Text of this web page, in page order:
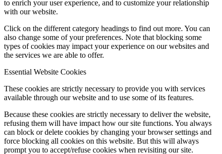
to enrich your user experience, and to customize your relationship
with our website.
Click on the different category headings to find out more. You can
also change some of your preferences. Note that blocking some
types of cookies may impact your experience on our websites and
the services we are able to offer.
Essential Website Cookies
These cookies are strictly necessary to provide you with services
available through our website and to use some of its features.
Because these cookies are strictly necessary to deliver the website,
refusing them will have impact how our site functions. You always
can block or delete cookies by changing your browser settings and
force blocking all cookies on this website. But this will always
prompt you to accept/refuse cookies when revisiting our site.